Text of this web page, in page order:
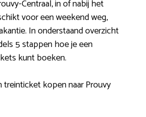
Centraal, in of nabij het
voor een weekend weg,
In onderstaand overzicht
5 stappen hoe je een
kunt boeken.
treinticket kopen naar Prouvy